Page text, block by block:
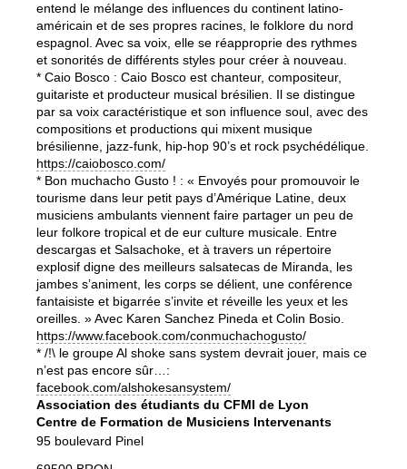
entend le mélange des influences du continent latino-
américain et de ses propres racines, le folklore du nord
espagnol. Avec sa voix, elle se réapproprie des rythmes
et sonorités de différents styles pour créer à nouveau.
* Caio Bosco : Caio Bosco est chanteur, compositeur,
guitariste et producteur musical brésilien. Il se distingue
par sa voix caractéristique et son influence soul, avec des
compositions et productions qui mixent musique
brésilienne, jazz-funk, hip-hop 90’s et rock psychédélique.
https://caiobosco.com/
* Bon muchacho Gusto ! : « Envoyés pour promouvoir le
tourisme dans leur petit pays d’Amérique Latine, deux
musiciens ambulants viennent faire partager un peu de
leur folkore tropical et de eur culture musicale. Entre
descargas et Salsachoke, et à travers un répertoire
explosif digne des meilleurs salsatecas de Miranda, les
jambes s’animent, les corps se délient, une conférence
fantaisiste et bigarrée s’invite et réveille les yeux et les
oreilles. » Avec Karen Sanchez Pineda et Colin Bosio.
https://www.facebook.com/conmuchachogusto/
* /!\ le groupe Al shoke sans system devrait jouer, mais ce
n’est pas encore sûr…:
facebook.com/alshokesansystem/
Association des étudiants du CFMI de Lyon
Centre de Formation de Musiciens Intervenants
95 boulevard Pinel